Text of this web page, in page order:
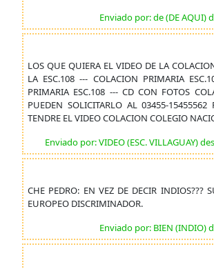
Enviado por: de (DE AQUI)
LOS QUE QUIERA EL VIDEO DE LA
LA ESC.108 --- COLACION PRIMARIA
PRIMARIA ESC.108 --- CD CON FOTOS
PUEDEN SOLICITARLO AL 03455-15455562
TENDRE EL VIDEO COLACION COLEGIO
Enviado por: VIDEO (ESC. VILLAGUAY)
CHE PEDRO: EN VEZ DE DECIR INDIOS???
EUROPEO DISCRIMINADOR.
Enviado por: BIEN (INDIO)